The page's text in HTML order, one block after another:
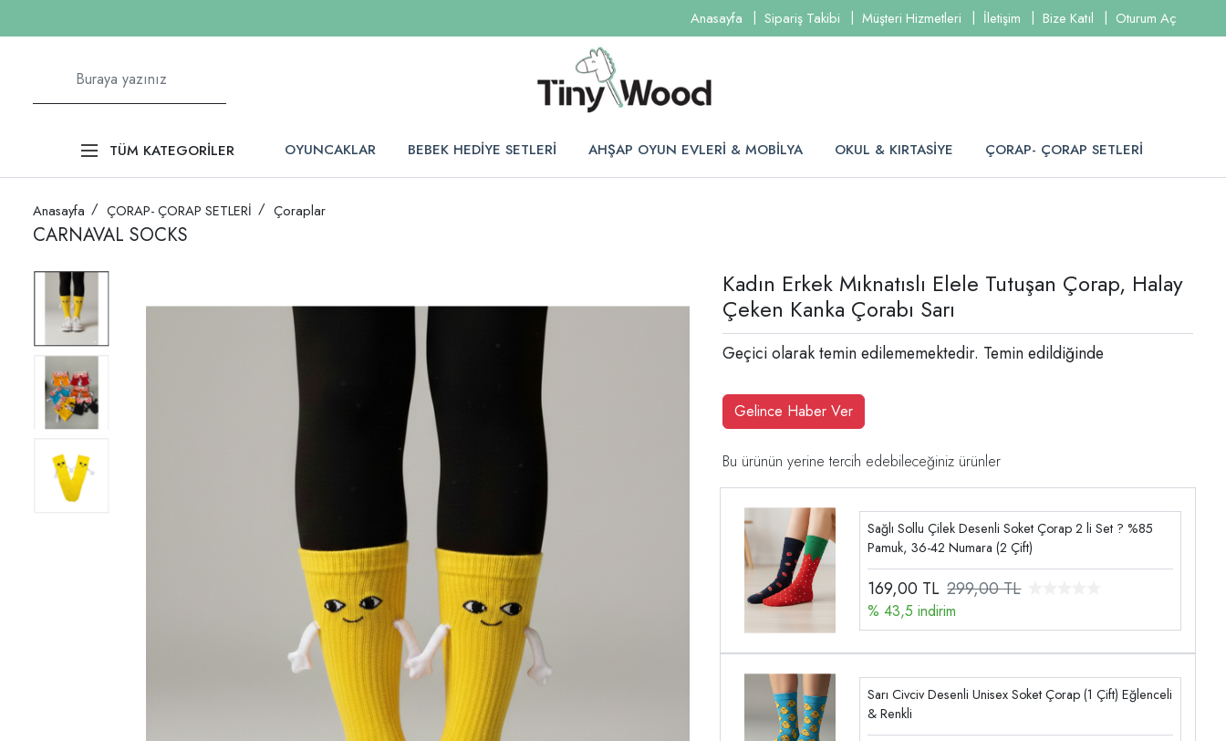
Anasayfa Sipariş Takibi Müşteri Hizmetleri İletişim Bize Katıl Oturum Aç
TÜM KATEGORİLER OYUNCAKLAR BEBEK HEDİYE SETLERİ AHŞAP OYUN EVLERİ & MOBİLYA OKUL & KIRTASİYE ÇORAP- ÇORAP SETLERİ
Anasayfa ÇORAP- ÇORAP SETLERİ Çoraplar
CARNAVAL SOCKS
Kadın Erkek Mıknatıslı Elele Tutuşan Çorap, Halay
Çeken Kanka Çorabı Sarı
Geçici olarak temin edilememektedir. Temin edildiğinde
Gelince Haber Ver
Bu ürünün yerine tercih edebileceğiniz ürünler
Sağlı Sollu Çilek Desenli Soket Çorap 2 li Set ? %85
Pamuk, 36-42 Numara (2 Çift)
169,00 TL 299,00 TL
% 43,5 indirim
Sarı Civciv Desenli Unisex Soket Çorap (1 Çift) Eğlenceli
& Renkli